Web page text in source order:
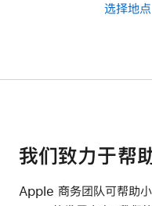
选择地点
我们致力于帮
Apple 商务团队可帮助